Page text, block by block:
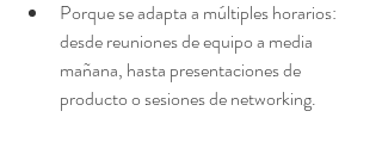
Porque se adapta a múltiples horarios:
desde reuniones de equipo a media
mañana, hasta presentaciones de
producto o sesiones de networking.